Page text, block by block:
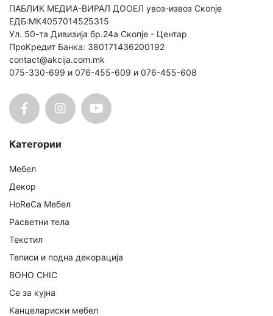
ПАБЛИК МЕДИА-ВИРАЛ ДООЕЛ увоз-извоз Скопје
ЕДБ:МК4057014525315
Ул. 50-та Дивизија бр.24а Скопје - Центар
ПроКредит Банка: 380171436200192
contact@akcija.com.mk
075-330-699 и 076-455-609 и 076-455-608
Категории
Мебел
Декор
HoReCa Мебел
Расветни тела
Текстил
Теписи и подна декорација
BOHO CHIC
Се за кујна
Канцелариски мебел